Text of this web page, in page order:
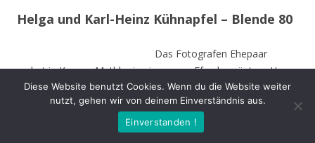
Helga und Karl-Heinz Kühnapfel – Blende 80
Das Fotografen Ehepaar
wohnt in Kamen-Methler in einem von Efeu begrüntem Haus
umgeben von einem naturnahen Garten mit Teich, kleinen
naturnahen Wiesen, Obstbäumen und weiteren hohen
Bäumen. Die Stämme der von Stürmen gefällten Bäume sind
Diese Website benutzt Cookies. Wenn du die Website weiter
nutzt, gehen wir von deinem Einverständnis aus.
Einverstanden !